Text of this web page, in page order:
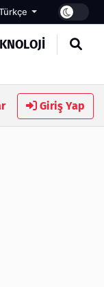
Olimpack ile
Giriş Yap